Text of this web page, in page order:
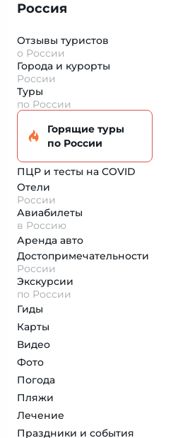
Россия
Отзывы туристов
о России
Города и курорты
России
Туры
по России
Горящие туры
по России
ПЦР и тесты на COVID
Отели
России
Авиабилеты
в Россию
Аренда авто
Достопримеча­тельности
России
Экскурсии
по России
Гиды
Карты
Видео
Фото
Погода
Пляжи
Лечение
Праздники и события